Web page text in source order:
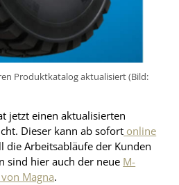
Produktkatalog aktualisiert (Bild:
jetzt einen aktualisierten
Dieser kann ab sofort online
die Arbeitsabläufe der Kunden
sind hier auch der neue M-
Magna.